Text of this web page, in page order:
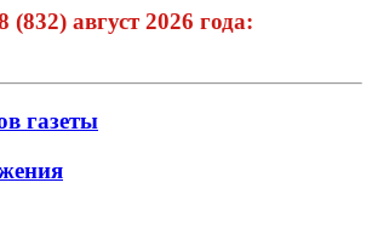
август 2026 года:
газеты